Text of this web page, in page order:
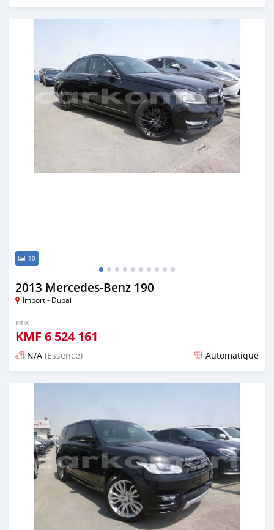
Publié il y a environ 7 ans
10
2013 Mercedes-Benz 190
Import - Dubai
PRIX
KMF 6 524 161
N/A (Essence) Automatique
Publié il y a environ 7 ans